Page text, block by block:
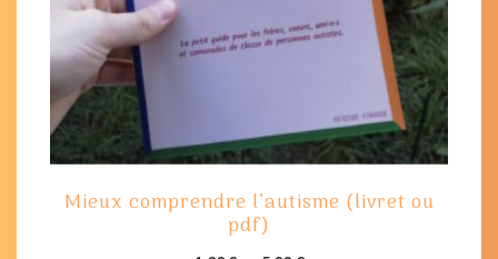
Mieux comprendre l’autisme (livret ou
pdf)